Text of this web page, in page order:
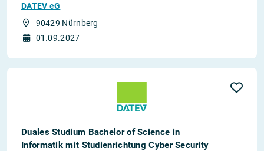
DATEV eG
90429 Nürnberg
01.09.2027
Duales Studium Bachelor of Science in
Informatik mit Studienrichtung Cyber Security